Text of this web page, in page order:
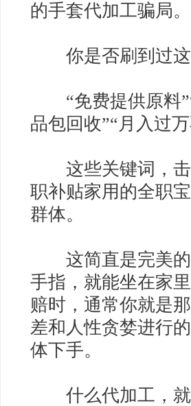
的手套代加工骗局。
你是否刷到过这
“免费提供原料”“
品包回收”“月入过万
这些关键词，击
职补贴家用的全职
群体。
这简直是完美的
手指，就能坐在家
赔时，通常你就是
差和人性贪婪进行
体下手。
什么代加工，就